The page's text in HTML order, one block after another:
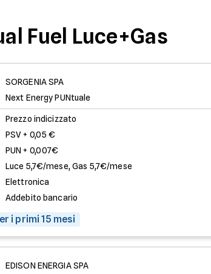
Fuel Luce+Gas
SORGENIA SPA
Next Energy PUNtuale
Prezzo indicizzato
PSV + 0,05 €
PUN + 0,007€
Luce 5,7€/mese, Gas 5,7€/mese
Elettronica
Addebito bancario
i primi 15 mesi
EDISON ENERGIA SPA